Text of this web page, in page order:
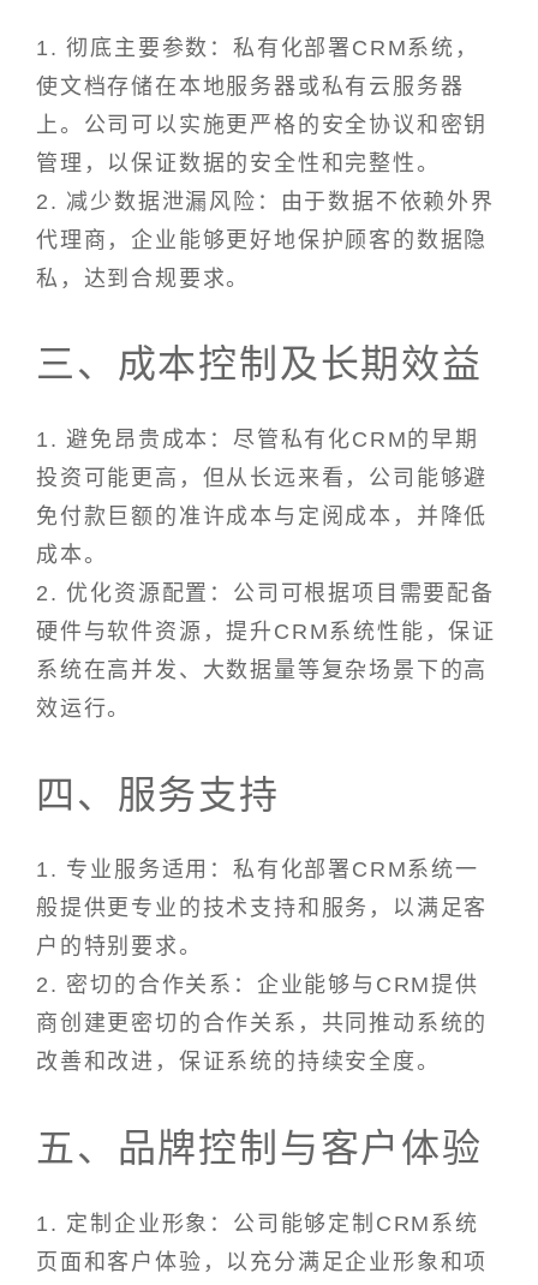
1. 彻底主要参数：私有化部署CRM系统，
使文档存储在本地服务器或私有云服务器
上。公司可以实施更严格的安全协议和密钥
管理，以保证数据的安全性和完整性。
2. 减少数据泄漏风险：由于数据不依赖外界
代理商，企业能够更好地保护顾客的数据隐
私，达到合规要求。
三、成本控制及长期效益
1. 避免昂贵成本：尽管私有化CRM的早期
投资可能更高，但从长远来看，公司能够避
免付款巨额的准许成本与定阅成本，并降低
成本。
2. 优化资源配置：公司可根据项目需要配备
硬件与软件资源，提升CRM系统性能，保证
系统在高并发、大数据量等复杂场景下的高
效运行。
四、服务支持
1. 专业服务适用：私有化部署CRM系统一
般提供更专业的技术支持和服务，以满足客
户的特别要求。
2. 密切的合作关系：企业能够与CRM提供
商创建更密切的合作关系，共同推动系统的
改善和改进，保证系统的持续安全度。
五、品牌控制与客户体验
1. 定制企业形象：公司能够定制CRM系统
页面和客户体验，以充分满足企业形象和项